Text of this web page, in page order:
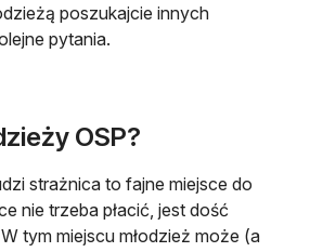
poszukajcie innych
pytania.
OSP?
strażnica to fajne miejsce do
nie trzeba płacić, jest dość
tym miejscu młodzież może (a